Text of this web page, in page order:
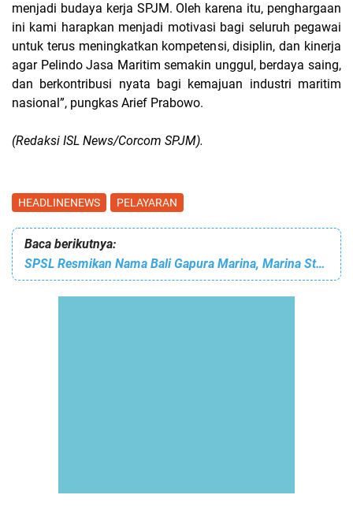
menjadi budaya kerja SPJM. Oleh karena itu, penghargaan
ini kami harapkan menjadi motivasi bagi seluruh pegawai
untuk terus meningkatkan kompetensi, disiplin, dan kinerja
agar Pelindo Jasa Maritim semakin unggul, berdaya saing,
dan berkontribusi nyata bagi kemajuan industri maritim
nasional”, pungkas Arief Prabowo.
(Redaksi ISL News/Corcom SPJM).
HEADLINENEWS PELAYARAN
Baca berikutnya:
SPSL Resmikan Nama Bali Gapura Marina, Marina Standar Layanan Internasional Pertama di Indonesia